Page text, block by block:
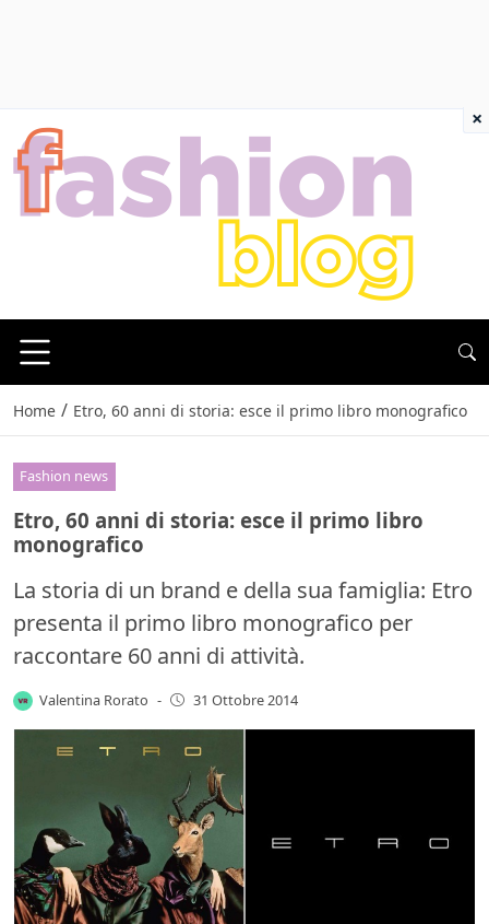
Home / Etro, 60 anni di storia: esce il primo libro monografico
Fashion news
Etro, 60 anni di storia: esce il primo libro
monografico
La storia di un brand e della sua famiglia: Etro
presenta il primo libro monografico per
raccontare 60 anni di attività.
Valentina Rorato - 31 Ottobre 2014
×